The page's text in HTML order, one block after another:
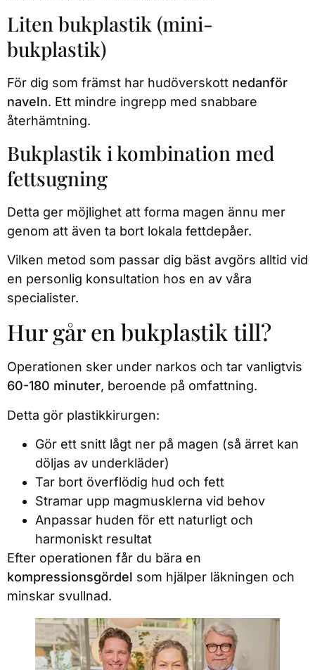
Liten bukplastik (mini-
bukplastik)
För dig som främst har hudöverskott nedanför
naveln. Ett mindre ingrepp med snabbare
återhämtning.
Bukplastik i kombination med
fettsugning
Detta ger möjlighet att forma magen ännu mer
genom att även ta bort lokala fettdepåer.
Vilken metod som passar dig bäst avgörs alltid vid
en personlig konsultation hos en av våra
specialister.
Hur går en bukplastik till?
Operationen sker under narkos och tar vanligtvis
60-180 minuter, beroende på omfattning.
Detta gör plastikkirurgen:
Gör ett snitt lågt ner på magen (så ärret kan
döljas av underkläder)
Tar bort överflödig hud och fett
Stramar upp magmusklerna vid behov
Anpassar huden för ett naturligt och
harmoniskt resultat
Efter operationen får du bära en
kompressionsgördel som hjälper läkningen och
minskar svullnad.